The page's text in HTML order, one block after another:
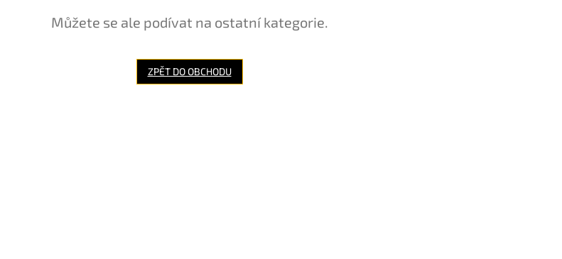
Můžete se ale podívat na ostatní kategorie.
ZPĚT DO OBCHODU